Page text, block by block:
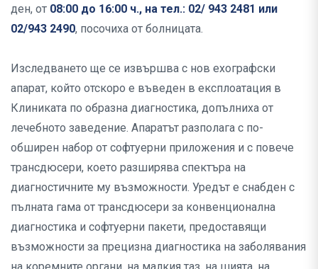
ден, от 08:00 до 16:00 ч., на тел.: 02/ 943 2481 или
02/943 2490, посочиха от болницата.
Изследването ще се извършва с нов ехографски
апарат, който отскоро е въведен в експлоатация в
Клиниката по образна диагностика, допълниха от
лечебното заведение. Апаратът разполага с по-
обширен набор от софтуерни приложения и с повече
трансдюсери, което разширява спектъра на
диагностичните му възможности. Уредът е снабден с
пълната гама от трансдюсери за конвенционална
диагностика и софтуерни пакети, предоставящи
възможности за прецизна диагностика на заболявания
на коремните органи, на малкия таз, на шията, на